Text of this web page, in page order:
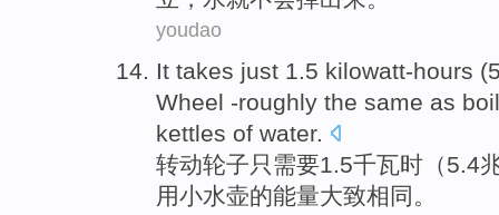
youdao
It takes just 1.5 kilowatt-hours
Wheel -roughly the same as
kettles of water.
转动轮子只 需要1.5千瓦时 （5.4
用小水壶的能量大致相同 。